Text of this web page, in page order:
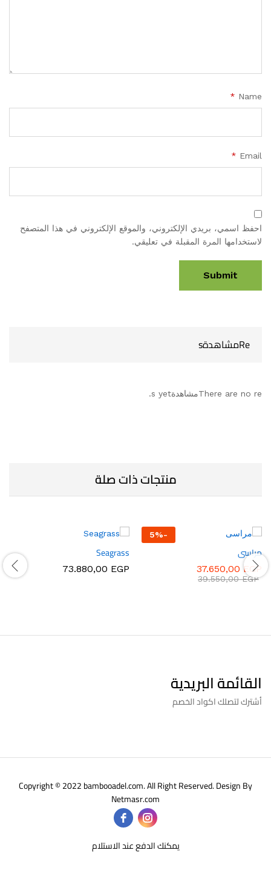
Name
*
Email
*
احفظ اسمي، بريدي الإلكتروني، والموقع الإلكتروني في هذا المتصفح
لاستخدامها المرة المقبلة في تعليقي.
Reمشاهدةs
There are no reمشاهدةs yet.
منتجات ذات صلة
-
5%
مراسى
37.650,00 EGP
39.550,00EGP
Seagrass
73.880,00 EGP
القائمة البريدية
أشترك لتصلك اكواد الخصم
Copyright © 2022 bambooadel.com. All Right Reserved. Design By
Netmasr.com
يمكنك الدفع عند الاستلام